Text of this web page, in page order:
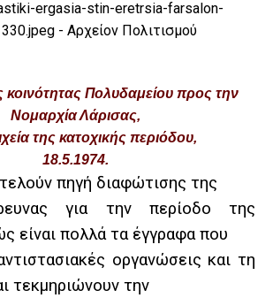
Πολυδαμείου προς την
Νομαρχία Λάρισας,
της κατοχικής περιόδου,
18.5.1974.
πηγή διαφώτισης της
για την περίοδο της
είναι πολλά τα έγγραφα που
οργανώσεις και τη
τεκμηριώνουν την